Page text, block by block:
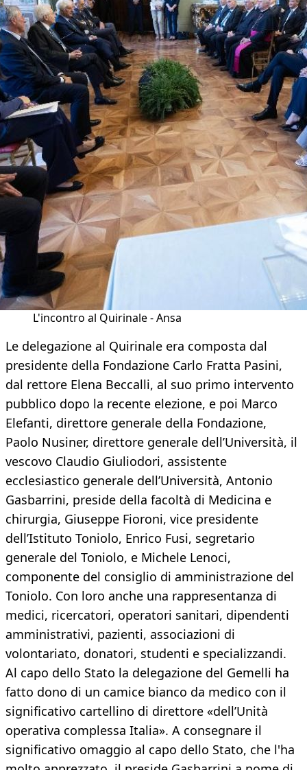
L'incontro al Quirinale - Ansa
Le delegazione al Quirinale era composta dal
presidente della Fondazione Carlo Fratta Pasini,
dal rettore Elena Beccalli, al suo primo intervento
pubblico dopo la recente elezione, e poi Marco
Elefanti, direttore generale della Fondazione,
Paolo Nusiner, direttore generale dell’Università, il
vescovo Claudio Giuliodori, assistente
ecclesiastico generale dell’Università, Antonio
Gasbarrini, preside della facoltà di Medicina e
chirurgia, Giuseppe Fioroni, vice presidente
dell’Istituto Toniolo, Enrico Fusi, segretario
generale del Toniolo, e Michele Lenoci,
componente del consiglio di amministrazione del
Toniolo. Con loro anche una rappresentanza di
medici, ricercatori, operatori sanitari, dipendenti
amministrativi, pazienti, associazioni di
volontariato, donatori, studenti e specializzandi.
Al capo dello Stato la delegazione del Gemelli ha
fatto dono di un camice bianco da medico con il
significativo cartellino di direttore «dell’Unità
operativa complessa Italia». A consegnare il
significativo omaggio al capo dello Stato, che l'ha